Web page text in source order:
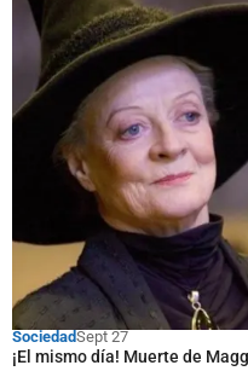
SociedadSept 27
¡El mismo día! Muerte de